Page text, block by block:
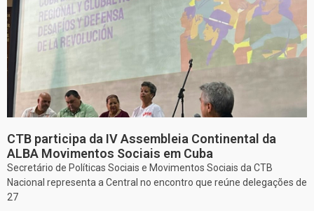
CTB participa da IV Assembleia Continental da
ALBA Movimentos Sociais em Cuba
Secretário de Políticas Sociais e Movimentos Sociais da CTB
Nacional representa a Central no encontro que reúne delegações de
27